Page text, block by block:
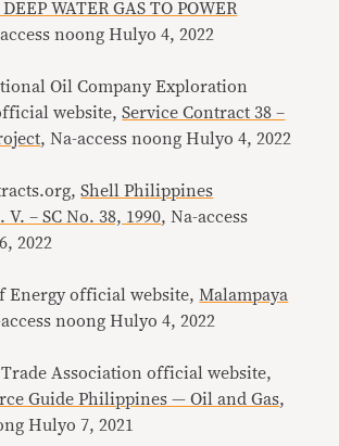
WATER GAS TO POWER
noong Hulyo 4, 2022
Oil Company Exploration
website,Service Contract 38 –
, Na-access noong Hulyo 4, 2022
Shell Philippines
– SC No. 38, 1990, Na-access
2022
Energy official website, Malampaya
noong Hulyo 4, 2022
Association official website,
Guide Philippines — Oil and Gas,
Hulyo 7, 2021